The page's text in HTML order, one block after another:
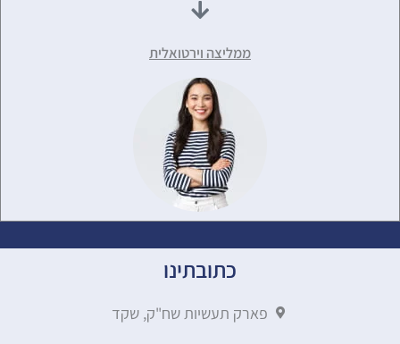
ממליצה וירטואלית
כתובתינו
פארק תעשיות שח"ק, שקד